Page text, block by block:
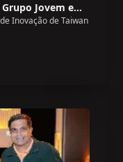
Jovem em
Inovação de Taiwan